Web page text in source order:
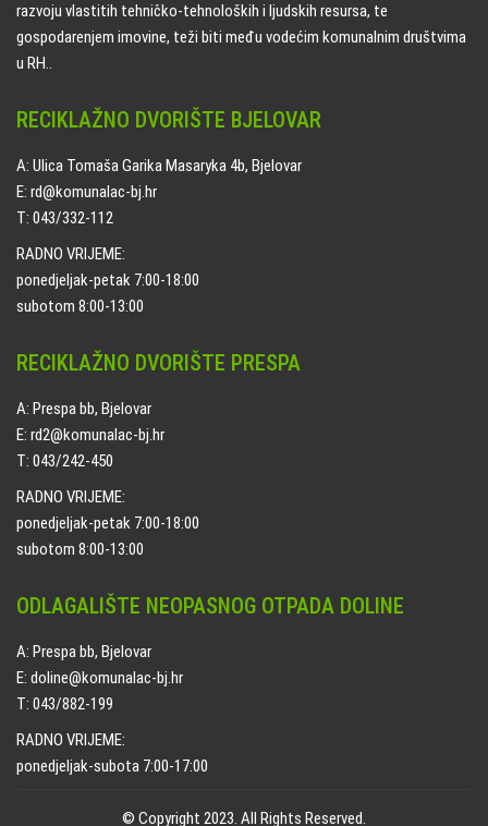
razvoju vlastitih tehničko-tehnoloških i ljudskih resursa, te
gospodarenjem imovine, teži biti među vodećim komunalnim društvima
u RH..
RECIKLAŽNO DVORIŠTE BJELOVAR
A: Ulica Tomaša Garika Masaryka 4b, Bjelovar
E: rd@komunalac-bj.hr
T: 043/332-112
RADNO VRIJEME:
ponedjeljak-petak 7:00-18:00
subotom 8:00-13:00
RECIKLAŽNO DVORIŠTE PRESPA
A: Prespa bb, Bjelovar
E: rd2@komunalac-bj.hr
T: 043/242-450
RADNO VRIJEME:
ponedjeljak-petak 7:00-18:00
subotom 8:00-13:00
ODLAGALIŠTE NEOPASNOG OTPADA DOLINE
A: Prespa bb, Bjelovar
E: doline@komunalac-bj.hr
T: 043/882-199
RADNO VRIJEME:
ponedjeljak-subota 7:00-17:00
© Copyright 2023. All Rights Reserved.